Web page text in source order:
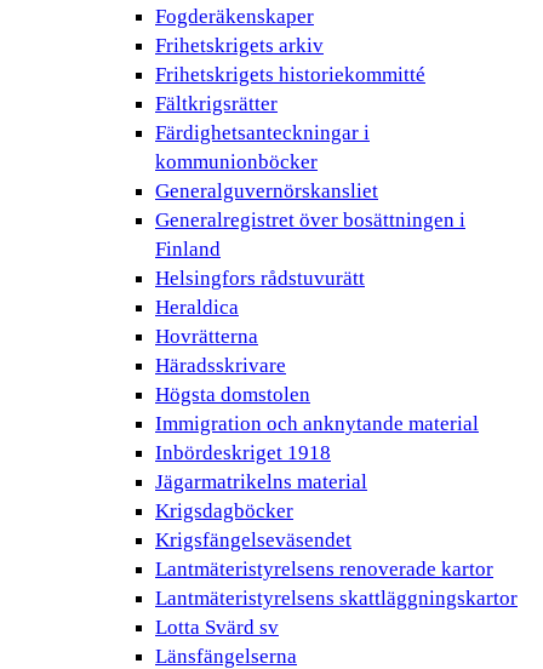
Fogderäkenskaper
Frihetskrigets arkiv
Frihetskrigets historiekommitté
Fältkrigsrätter
Färdighetsanteckningar i
kommunionböcker
Generalguvernörskansliet
Generalregistret över bosättningen i
Finland
Helsingfors rådstuvurätt
Heraldica
Hovrätterna
Häradsskrivare
Högsta domstolen
Immigration och anknytande material
Inbördeskriget 1918
Jägarmatrikelns material
Krigsdagböcker
Krigsfängelseväsendet
Lantmäteristyrelsens renoverade kartor
Lantmäteristyrelsens skattläggningskartor
Lotta Svärd sv
Länsfängelserna